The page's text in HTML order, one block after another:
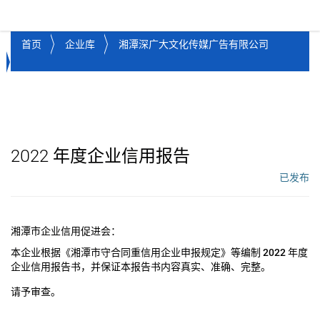
首页 企业库 湘潭深广大文化传媒广告有限公司
2022 年度企业信用报告
已发布
湘潭市企业信用促进会：
本企业根据《湘潭市守合同重信用企业申报规定》等编制 2022年度
企业信用报告书，并保证本报告书内容真实、准确、完整。
请予审查。